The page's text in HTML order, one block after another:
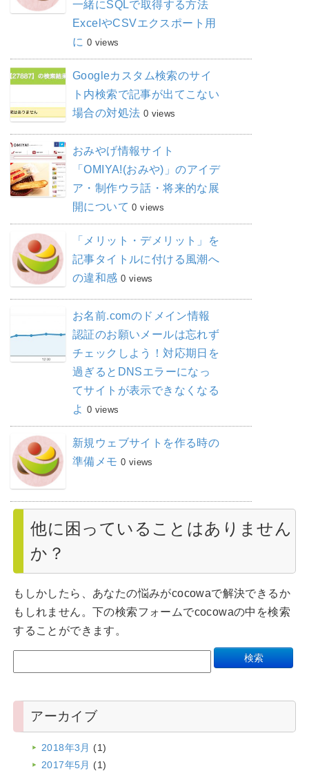
一緒にSQLで取得する方法
ExcelやCSVエクスポート用
に 0 views
Googleカスタム検索のサイ
ト内検索で記事が出てこない
場合の対処法 0 views
おみやげ情報サイト
「OMIYA!(おみや)」のアイデ
ア・制作ウラ話・将来的な展
開について 0 views
「メリット・デメリット」を
記事タイトルに付ける風潮へ
の違和感 0 views
お名前.comのドメイン情報
認証のお願いメールは忘れず
チェックしよう！対応期日を
過ぎるとDNSエラーになっ
てサイトが表示できなくなる
よ 0 views
新規ウェブサイトを作る時の
準備メモ 0 views
他に困っていることはありません
か？
もしかしたら、あなたの悩みがcocowaで解決できるか
もしれません。下の検索フォームでcocowaの中を検索
することができます。
アーカイブ
2018年3月 (1)
2017年5月 (1)